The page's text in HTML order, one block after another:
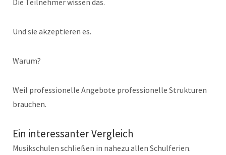
Die Teilnehmer wissen das.
Und sie akzeptieren es.
Warum?
Weil professionelle Angebote professionelle Strukturen
brauchen.
Ein interessanter Vergleich
Musikschulen schließen in nahezu allen Schulferien.